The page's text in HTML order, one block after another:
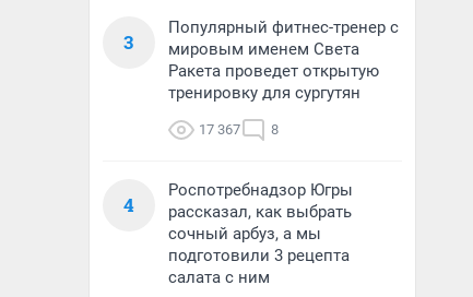
3
Популярный фитнес-тренер с
мировым именем Света
Ракета проведет открытую
тренировку для сургутян
17 367 8
4
Роспотребнадзор Югры
рассказал, как выбрать
сочный арбуз, а мы
подготовили 3 рецепта
салата с ним